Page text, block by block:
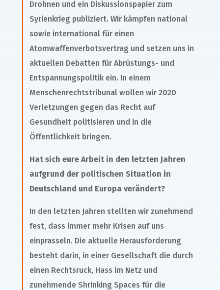
Drohnen und ein Diskussionspapier zum
Syrienkrieg publiziert. Wir kämpfen national
sowie international für einen
Atomwaffenverbotsvertrag und setzen uns in
aktuellen Debatten für Abrüstungs- und
Entspannungspolitik ein. In einem
Menschenrechtstribunal wollen wir 2020
Verletzungen gegen das Recht auf
Gesundheit politisieren und in die
Öffentlichkeit bringen.
Hat sich eure Arbeit in den letzten Jahren
aufgrund der politischen Situation in
Deutschland und Europa verändert?
In den letzten Jahren stellten wir zunehmend
fest, dass immer mehr Krisen auf uns
einprasseln. Die aktuelle Herausforderung
besteht darin, in einer Gesellschaft die durch
einen Rechtsruck, Hass im Netz und
zunehmende Shrinking Spaces für die